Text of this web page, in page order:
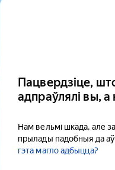
Пацвердзіце,
адпраўлялі вы, а
Нам вельмі шкада, але
прылады падобныя да
гэта магло адбыцца?